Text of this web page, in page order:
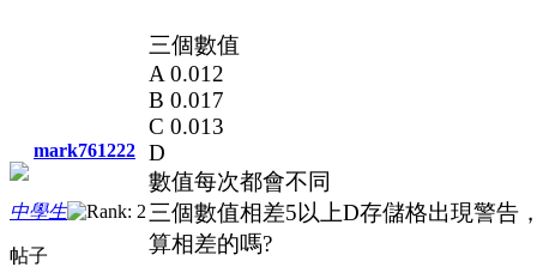
mark761222
中學生
帖子
三個數值
A 0.012
B 0.017
C 0.013
D
數值每次都會不同
三個數值相差5以上D存儲格出現警告
算相差的嗎?